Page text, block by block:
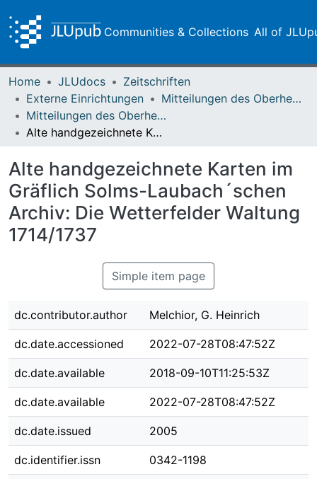
Communities & Collections All of
Home JLUdocs
Zeitschriften
Externe Einrichtungen
Mitteilungen des Oberhessischen Geschichtsvereins Gießen
Mitteilungen des Oberhessischen Geschichtsvereins Gießen Vol. 090 (2005)
Alte handgezeichnete Karten im Gräflich Solms-Laubach´schen Archiv: Die Wetterfelder Waltung 1714/1737
Alte handgezeichnete Karten im
Gräflich Solms-Laubach´schen
Archiv: Die Wetterfelder Waltung
1714/1737
Simple item page
dc.contributor.author Melchior, G. Heinrich
dc.date.accessioned 2022-07-28T08:47:52Z
dc.date.available 2018-09-10T11:25:53Z
dc.date.available 2022-07-28T08:47:52Z
dc.date.issued 2005
dc.identifier.issn 0342-1198